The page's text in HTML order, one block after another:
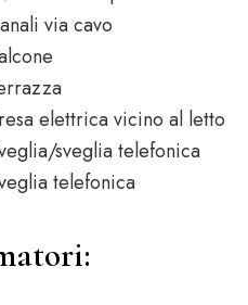
via cavo
elettrica vicino al letto
sveglia telefonica
telefonica